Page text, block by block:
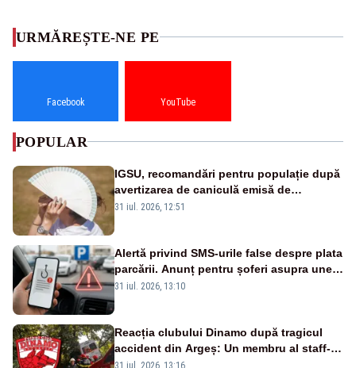
URMĂREȘTE-NE PE
Facebook YouTube
POPULAR
IGSU, recomandări pentru populație după
avertizarea de caniculă emisă de
meteorologi
31 iul. 2026, 12:51
Alertă privind SMS-urile false despre plata
parcării. Anunț pentru șoferi asupra unei
noi metode de fraudă online
31 iul. 2026, 13:10
Reacția clubului Dinamo după tragicul
accident din Argeș: Un membru al staff-
ului medical a murit, antrenorul Adrian
31 iul. 2026, 13:16